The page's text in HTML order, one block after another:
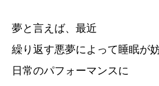
夢と言えば、最近
繰り返す悪夢によって睡眠が妨
日常のパフォーマンスに